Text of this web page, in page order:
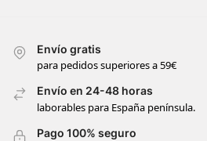
Envío gratis
para pedidos superiores a 59€
Envío en 24-48 horas
laborables para España península.
Pago 100% seguro